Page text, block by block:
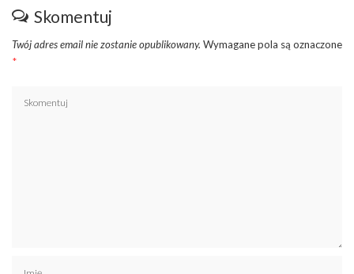
Skomentuj
Twój adres email nie zostanie opublikowany. Wymagane pola są oznaczone
*